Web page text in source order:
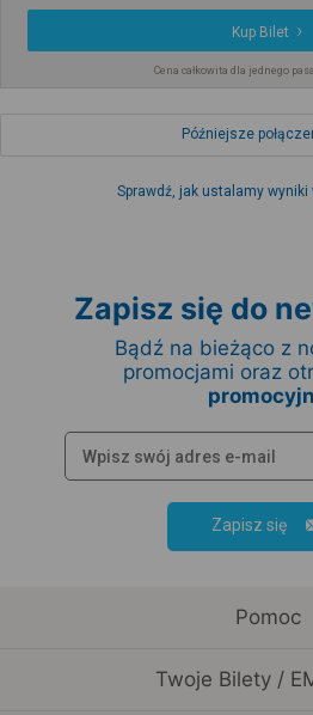
Kup Bilet
Cena całkowita dla jednego
Późniejsze
Sprawdź, jak ustalamy
Zapisz się do
Bądź na bieżąco z
promocjami oraz
Zapisz się
Pomoc
Twoje Bilety /